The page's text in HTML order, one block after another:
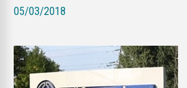
05/03/2018